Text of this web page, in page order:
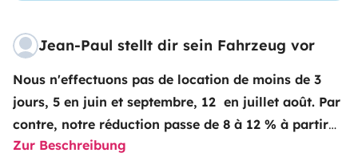
Jean-Paul stellt dir sein Fahrzeug vor
Nous n'effectuons pas de location de moins de 3
jours, 5 en juin et septembre, 12 en juillet août. Par
contre, notre réduction passe de 8 à 12 % à partir
de 14 jours loués avec engagement formel de notre
Zur Beschreibung